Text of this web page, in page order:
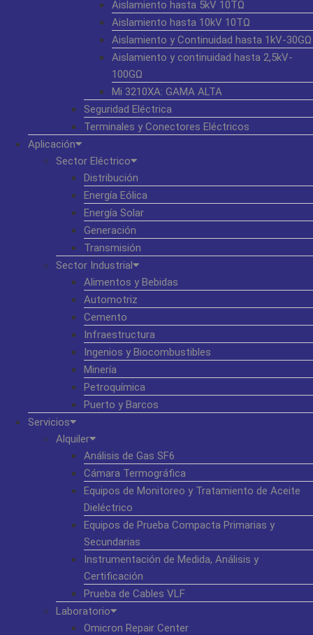
Aislamiento hasta 5kV 10TΩ
Aislamiento hasta 10kV 10TΩ
Aislamiento y Continuidad hasta 1kV-30GΩ
Aislamiento y continuidad hasta 2,5kV-
100GΩ
Mi 3210XA: GAMA ALTA
Seguridad Eléctrica
Terminales y Conectores Eléctricos
Aplicación
Sector Eléctrico
Distribución
Energía Eólica
Energía Solar
Generación
Transmisión
Sector Industrial
Alimentos y Bebidas
Automotriz
Cemento
Infraestructura
Ingenios y Biocombustibles
Minería
Petroquímica
Puerto y Barcos
Servicios
Alquiler
Análisis de Gas SF6
Cámara Termográfica
Equipos de Monitoreo y Tratamiento de Aceite
Dieléctrico
Equipos de Prueba Compacta Primarias y
Secundarias
Instrumentación de Medida, Análisis y
Certificación
Prueba de Cables VLF
Laboratorio
Omicron Repair Center